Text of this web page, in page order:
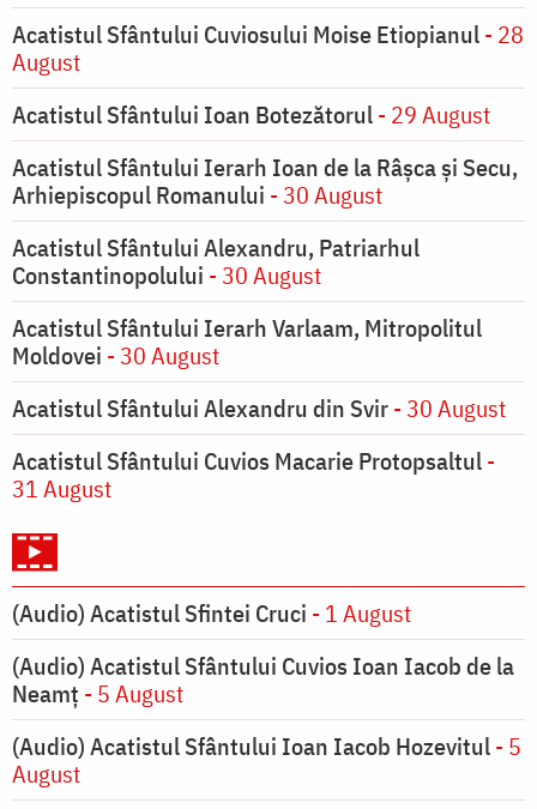
Acatistul Sfântului Cuviosului Moise Etiopianul- 28
August
Acatistul Sfântului Ioan Botezătorul- 29 August
Acatistul Sfântului Ierarh Ioan de la Râşca şi Secu,
Arhiepiscopul Romanului - 30 August
Acatistul Sfântului Alexandru, Patriarhul
Constantinopolului - 30 August
Acatistul Sfântului Ierarh Varlaam, Mitropolitul
Moldovei - 30 August
Acatistul Sfântului Alexandru din Svir- 30 August
Acatistul Sfântului Cuvios Macarie Protopsaltul-
31 August
(Audio) Acatistul Sfintei Cruci - 1 August
(Audio) Acatistul Sfântului Cuvios Ioan Iacob de la
Neamț - 5 August
(Audio) Acatistul Sfântului Ioan Iacob Hozevitul- 5
August